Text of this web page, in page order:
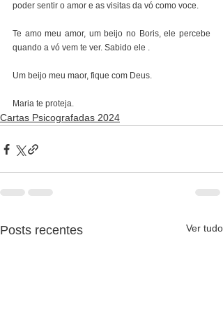
poder sentir o amor e as visitas da vó como voce.
Te amo meu amor, um beijo no Boris, ele percebe
quando a vó vem te ver. Sabido ele .
Um beijo meu maor, fique com Deus.
Maria te proteja.
Cartas Psicografadas 2024
Posts recentes Ver tudo